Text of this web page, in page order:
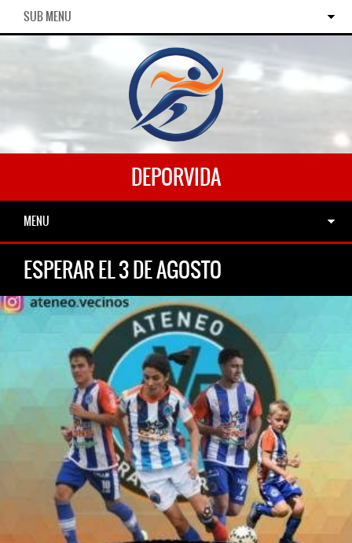
SUB MENU
DEPORVIDA
MENU
ESPERAR EL 3 DE AGOSTO